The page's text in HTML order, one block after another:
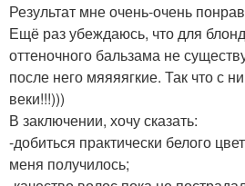
Результат мне очень-очень
Ещё раз убеждаюсь, что для
оттеночного бальзама не
после него мяяяягкие. Так что с
веки!!!)))
В заключении, хочу сказать:
-добиться практически белого
меня получилось;